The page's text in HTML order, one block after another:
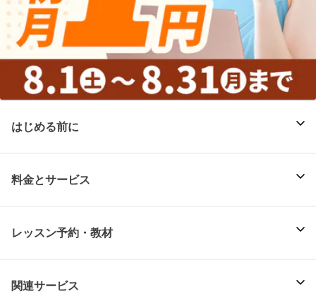
はじめる前に
料金とサービス
レッスン予約・教材
関連サービス